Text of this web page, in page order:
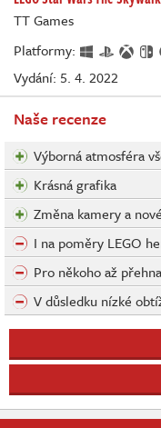
TT Games
Platformy:
Vydání: 5. 4. 2022
Naše recenze
Výborná atmosféra
Krásná grafika
Změna kamery a
I na poměry LEGO
Pro někoho až
V důsledku nízké